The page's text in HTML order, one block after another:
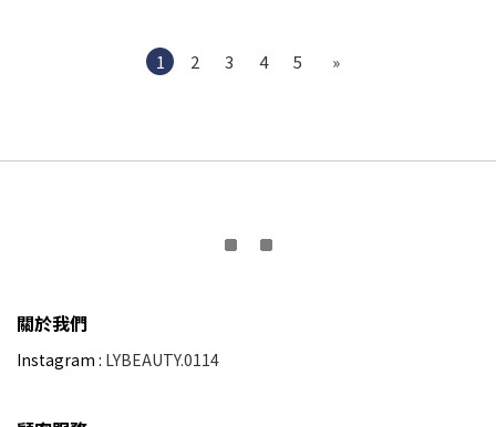
1 2 3 4 5 »
關於我們
Instagram : LYBEAUTY.0114